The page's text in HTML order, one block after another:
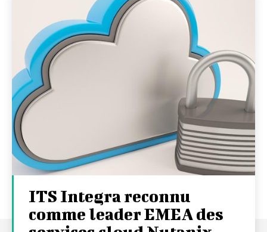
ITS Integra reconnu
comme leader EMEA des